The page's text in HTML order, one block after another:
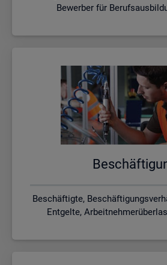
Bewerber für
Beschäftigte,
Entgelte,